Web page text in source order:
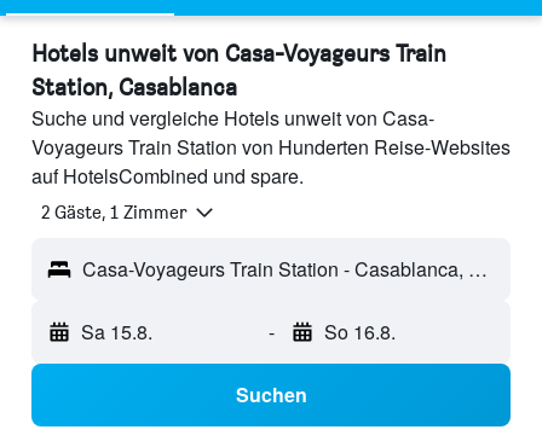
Hotels unweit von Casa-Voyageurs Train
Station, Casablanca
Suche und vergleiche Hotels unweit von Casa-
Voyageurs Train Station von Hunderten Reise-Websites
auf HotelsCombined und spare.
2 Gäste, 1 Zimmer
Casa-Voyageurs Train Station - Casablanca, Marokko
Sa 15.8. - So 16.8.
Suchen